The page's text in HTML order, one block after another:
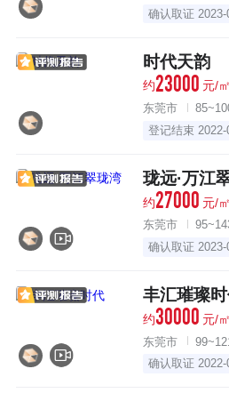
确认取证 2023-
时代天韵
约23000 元/㎡
东莞市
登记结束
珑远·万江
约27000 元/㎡
东莞市
确认取证 2023-
丰汇璀璨
约30000 元/㎡
东莞市
确认取证 2022-